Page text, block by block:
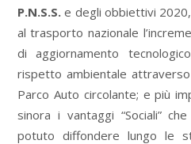
P.N.S.S.e degli obbiettivi
al trasporto nazionale
di aggiornamento
rispetto ambientale
Parco Auto circolante; e più
sinora i vantaggi “Sociali”
potuto diffondere lungo le